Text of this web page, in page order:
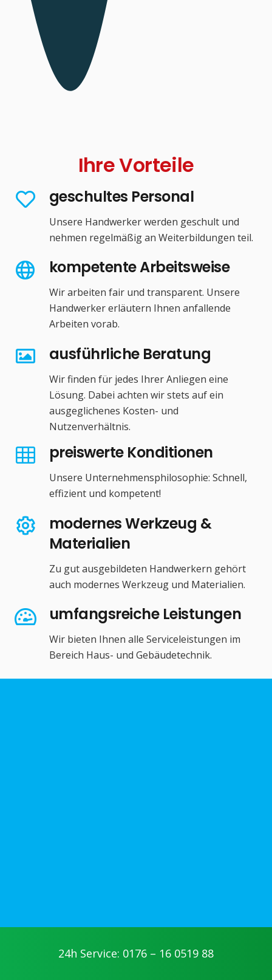
Ihre Vorteile
geschultes Personal
Unsere Handwerker werden geschult und
nehmen regelmäßig an Weiterbildungen teil.
kompetente Arbeitsweise
Wir arbeiten fair und transparent. Unsere
Handwerker erläutern Ihnen anfallende
Arbeiten vorab.
ausführliche Beratung
Wir finden für jedes Ihrer Anliegen eine
Lösung. Dabei achten wir stets auf ein
ausgeglichenes Kosten- und
Nutzenverhältnis.
preiswerte Konditionen
Unsere Unternehmensphilosophie: Schnell,
effizient und kompetent!
modernes Werkzeug &
Materialien
Zu gut ausgebildeten Handwerkern gehört
auch modernes Werkzeug und Materialien.
umfangsreiche Leistungen
Wir bieten Ihnen alle Serviceleistungen im
Bereich Haus- und Gebäudetechnik.
24h Service: 0176 – 16 0519 88